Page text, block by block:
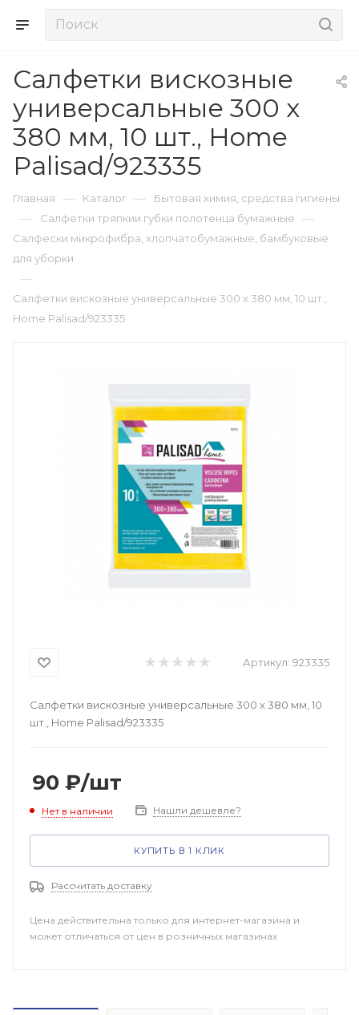
Салфетки вискозные
универсальные 300 x
380 мм, 10 шт., Home
Palisad/923335
Главная — Каталог — Бытовая химия, средства гигиены
— Салфетки тряпкии губки полотенца бумажные —
Салфески микрофибра, хлопчатобумажные, бамбуковые
для уборки
—
Салфетки вискозные универсальные 300 x 380 мм, 10 шт.,
Home Palisad/923335
Артикул: 923335
Салфетки вискозные универсальные 300 x 380 мм, 10
шт., Home Palisad/923335
90 ₽/шт
Нет в наличии Нашли дешевле?
КУПИТЬ В 1 КЛИК
Рассчитать доставку
Цена действительна только для интернет-магазина и
может отличаться от цен в розничных магазинах